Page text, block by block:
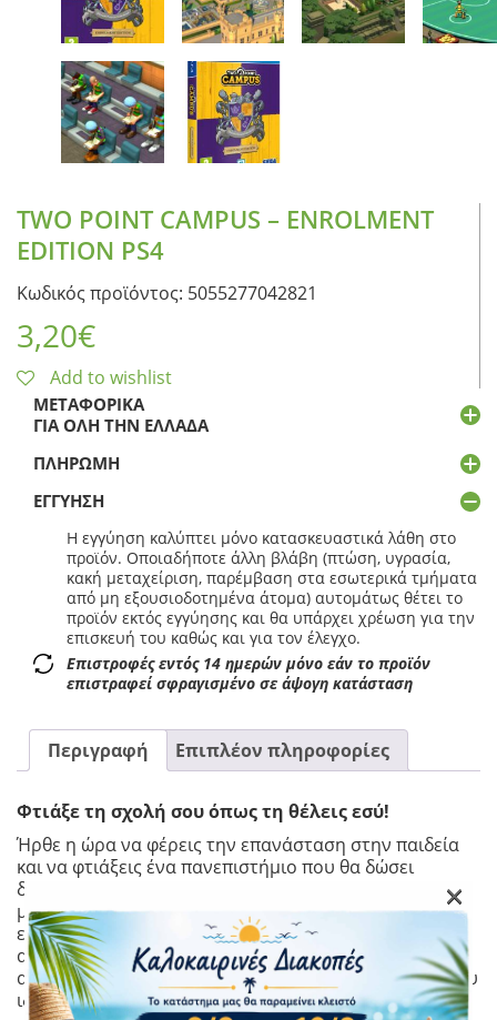
TWO POINT CAMPUS – ENROLMENT
EDITION PS4
Κωδικός προϊόντος: 5055277042821
3,20€
Add to wishlist
ΜΕΤΑΦΟΡΙΚΆ
ΓΙΑ ΌΛΗ ΤΗΝ ΕΛΛΆΔΑ
ΠΛΗΡΩΜΉ
ΕΓΓΎΗΣΗ
Η εγγύηση καλύπτει μόνο κατασκευαστικά λάθη στο
προϊόν. Οποιαδήποτε άλλη βλάβη (πτώση, υγρασία,
κακή μεταχείριση, παρέμβαση στα εσωτερικά τμήματα
από μη εξουσιοδοτημένα άτομα) αυτομάτως θέτει το
προϊόν εκτός εγγύησης και θα υπάρχει χρέωση για την
επισκευή του καθώς και για τον έλεγχο.
Επιστροφές εντός 14 ημερών μόνο εάν το προϊόν
επιστραφεί σφραγισμένο σε άψογη κατάσταση
Περιγραφή Επιπλέον πληροφορίες
Φτιάξε τη σχολή σου όπως τη θέλεις εσύ!
Ήρθε η ώρα να φέρεις την επανάσταση στην παιδεία
και να φτιάξεις ένα πανεπιστήμιο που θα δώσει
δημιουργικά εργαλεία σε όλους. Για πρώτη φορά θα
μπορέσεις να φτιάξεις τόσο τις αίθουσες όσο και τους
εξωτερικούς χώρους και τα γήπεδα, ξεκινώντας με μία
απλή τάξη με πέντε γραφεία και δύο δέντρα στην
αυλή, και φτάνοντας στη δημιουργία ενός πανίσχυρου
ιδρύματος.
×